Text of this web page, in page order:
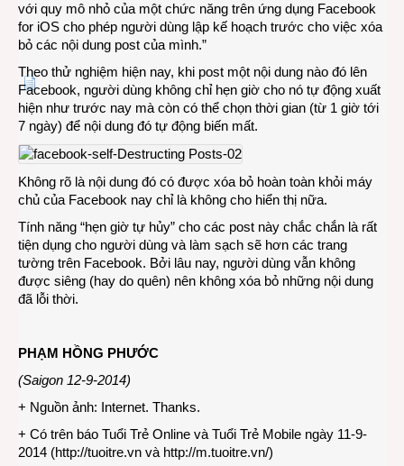
với quy mô nhỏ của một chức năng trên ứng dụng Facebook
for iOS cho phép người dùng lập kế hoạch trước cho việc xóa
bỏ các nội dung post của mình.”
Theo thử nghiệm hiện nay, khi post một nội dung nào đó lên
Facebook, người dùng không chỉ hẹn giờ cho nó tự động xuất
hiện như trước nay mà còn có thể chọn thời gian (từ 1 giờ tới
7 ngày) để nội dung đó tự động biến mất.
Không rõ là nội dung đó có được xóa bỏ hoàn toàn khỏi máy
chủ của Facebook nay chỉ là không cho hiển thị nữa.
Tính năng “hẹn giờ tự hủy” cho các post này chắc chắn là rất
tiện dụng cho người dùng và làm sạch sẽ hơn các trang
tường trên Facebook. Bởi lâu nay, người dùng vẫn không
được siêng (hay do quên) nên không xóa bỏ những nội dung
đã lỗi thời.
PHẠM HỒNG PHƯỚC
(Saigon 12-9-2014)
+ Nguồn ảnh: Internet. Thanks.
+ Có trên báo Tuổi Trẻ Online và Tuổi Trẻ Mobile ngày 11-9-
2014 (http://tuoitre.vn và http://m.tuoitre.vn/)